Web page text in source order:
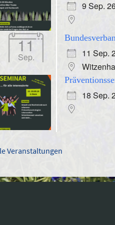
9 Sep.
11
Sep.
11 Sep.
18 Sep.
Veranstaltungen